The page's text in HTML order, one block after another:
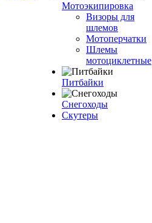
Мотоэкипировка
Визоры для
шлемов
Мотоперчатки
Шлемы
мотоциклетные
Питбайки
Снегоходы
Скутеры